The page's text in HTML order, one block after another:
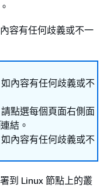
容有任何歧義或不一
內容有任何歧義或不
點選每個頁面右側面
連結。
內容有任何歧義或不
到 Linux 節點上的叢